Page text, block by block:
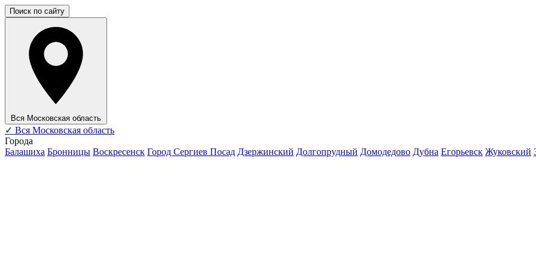
Поиск по сайту
Вся Московская область
✓ Вся Московская область
Города
Балашиха Бронницы Воскресенск Город Сергиев Посад Дзержинский Долгопрудный Домодедово Дубна Егорьевск Жуковский